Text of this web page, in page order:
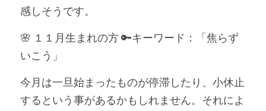
感しそうです。
🌸 １１月生まれの方 🔑キーワード：「焦らず
いこう」
今月は一旦始まったものが停滞したり、小休止
するという事があるかもしれません。それによ